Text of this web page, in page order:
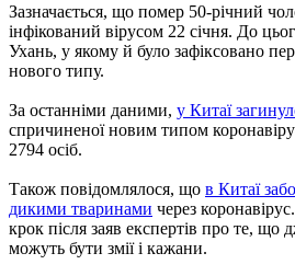
Зазначається, що помер 50-річний
інфікований вірусом 22 січня. До
Ухань, у якому й було зафіксовано
нового типу.
За останніми даними, у Китаї
спричиненої новим типом
2794 осіб.
Також повідомлялося, що в Китаї
дикими тваринами через
крок після заяв експертів про те,
можуть бути змії і кажани.